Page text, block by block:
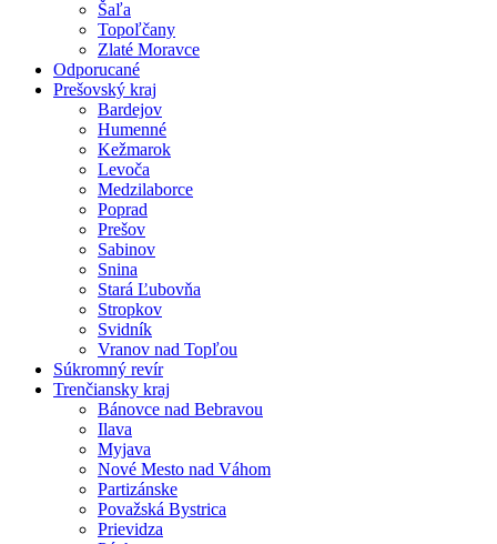
Šaľa
Topoľčany
Zlaté Moravce
Odporucané
Prešovský kraj
Bardejov
Humenné
Kežmarok
Levoča
Medzilaborce
Poprad
Prešov
Sabinov
Snina
Stará Ľubovňa
Stropkov
Svidník
Vranov nad Topľou
Súkromný revír
Trenčiansky kraj
Bánovce nad Bebravou
Ilava
Myjava
Nové Mesto nad Váhom
Partizánske
Považská Bystrica
Prievidza